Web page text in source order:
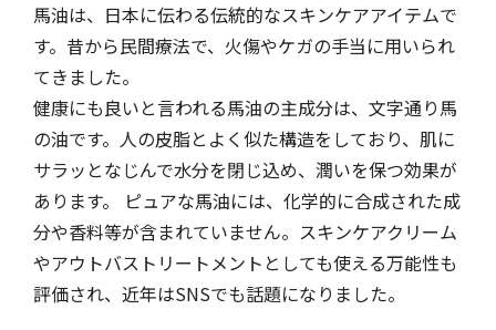
馬油は、日本に伝わる伝統的なスキンケアアイテムで
す。昔から民間療法で、火傷やケガの手当に用いられ
てきました。
健康にも良いと言われる馬油の主成分は、文字通り馬
の油です。人の皮脂とよく似た構造をしており、肌に
サラッとなじんで水分を閉じ込め、潤いを保つ効果が
あります。 ピュアな馬油には、化学的に合成された成
分や香料等が含まれていません。スキンケアクリーム
やアウトバストリートメントとしても使える万能性も
評価され、近年はSNSでも話題になりました。